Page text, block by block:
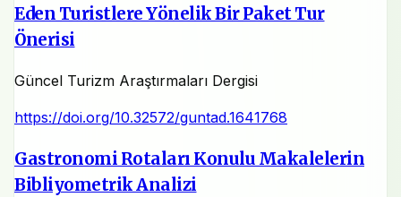
Eden Turistlere Yönelik Bir Paket Tur
Önerisi
Güncel Turizm Araştırmaları Dergisi
https://doi.org/10.32572/guntad.1641768
Gastronomi Rotaları Konulu Makalelerin
Bibliyometrik Analizi